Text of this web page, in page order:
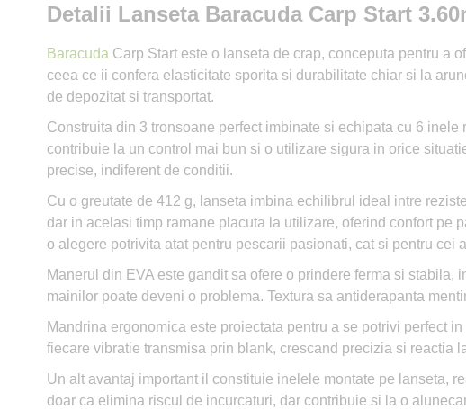
Detalii Lanseta Baracuda Carp Start
Baracuda Carp Start este o lanseta de crap, conceputa pentru a
ceea ce ii confera elasticitate sporita si durabilitate chiar si la
de depozitat si transportat.
Construita din 3 tronsoane perfect imbinate si echipata cu 6
contribuie la un control mai bun si o utilizare sigura in orice
precise, indiferent de conditii.
Cu o greutate de 412 g, lanseta imbina echilibrul ideal intre
dar in acelasi timp ramane placuta la utilizare, oferind confort pe
o alegere potrivita atat pentru pescarii pasionati, cat si pentru cei
Manerul din EVA este gandit sa ofere o prindere ferma si
mainilor poate deveni o problema. Textura sa antiderapanta
Mandrina ergonomica este proiectata pentru a se potrivi perfect
fiecare vibratie transmisa prin blank, crescand precizia si reactia
Un alt avantaj important il constituie inelele montate pe lanseta,
doar ca elimina riscul de incurcaturi, dar contribuie si la o